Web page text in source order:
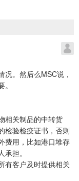
。然后么MSC说，
相关制品的中转货
检验检疫证书，否则
费用，比如港口堆存
担。
有客户及时提供相关